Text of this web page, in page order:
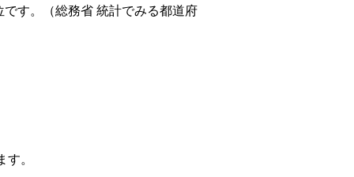
す。（総務省 統計でみる都道府
。